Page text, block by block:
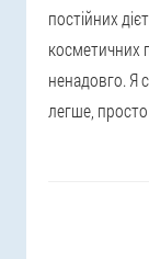
постійних
косметичних
ненадовго. Я
легше,